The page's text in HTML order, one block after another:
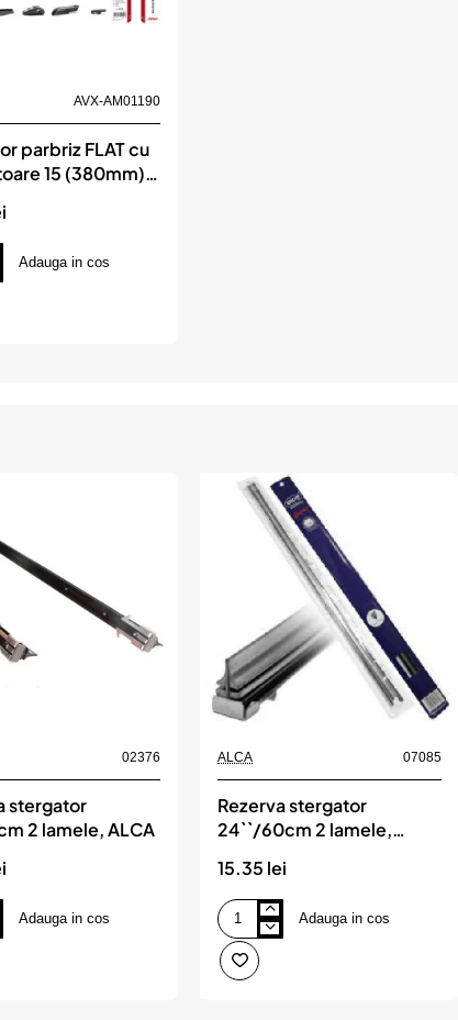
AVX-AM01190
parbriz FLAT cu
15 (380mm)
Adauga in cos
02376
stergator
2 lamele, ALCA
Adauga in cos
ALCA 07085
Rezerva stergator
24``/60cm 2 lamele,
15.35 lei
Rezerva
stergator
24``/60cm
2
Adauga in cos